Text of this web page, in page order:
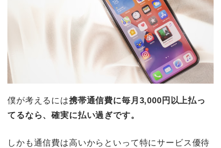
僕が考えるには携帯通信費に毎月3,000円以上払っ
てるなら、確実に払い過ぎです。
しかも通信費は高いからといって特にサービス優待